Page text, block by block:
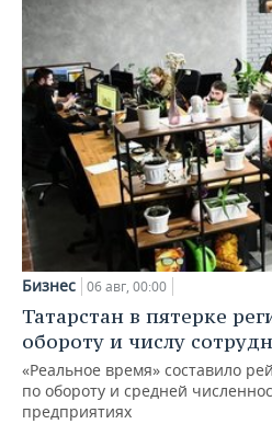
Бизнес 06 авг, 00:00
Татарстан в пятерке
обороту и числу
«Реальное время» составило
по обороту и средней
предприятиях